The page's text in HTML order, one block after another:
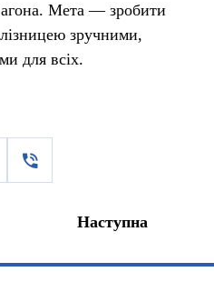
Мета — зробити
зручними,
для всіх.
Наступна